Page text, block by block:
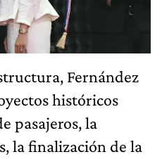
Fernández
históricos
pasajeros, la
la finalización de la